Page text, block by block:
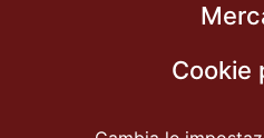
Cookie